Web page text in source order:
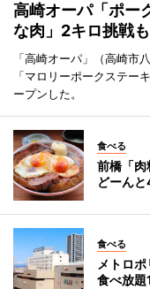
高崎オーパ「ポー
な肉」2キロ挑戦も
「高崎オーパ」（高崎市
「マロリーポークステ
ープンした。
食べる
前橋「
どーん
食べる
メトロ
食べ放